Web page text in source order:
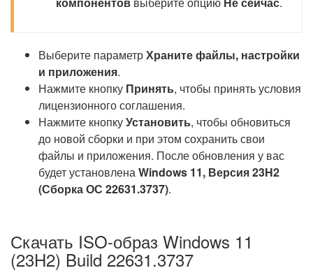
Выберите параметрХраните файлы, настройки
и приложения.
Нажмите кнопку Принять, чтобы принять условия
лицензионного соглашения.
Нажмите кнопкуУстановить, чтобы обновиться
до новой сборки и при этом сохранить свои
файлы и приложения. После обновления у вас
будет установленаWindows 11, Версия 23H2
(Сборка ОС 22631.3737).
Скачать ISO-образ Windows 11
(23H2) Build 22631.3737